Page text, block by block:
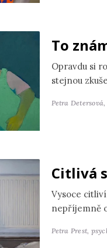
To
Opravdu si
stejnou
Petra Detersová,
Citlivá
Vysoce
nepříjemně
Petra Prest,